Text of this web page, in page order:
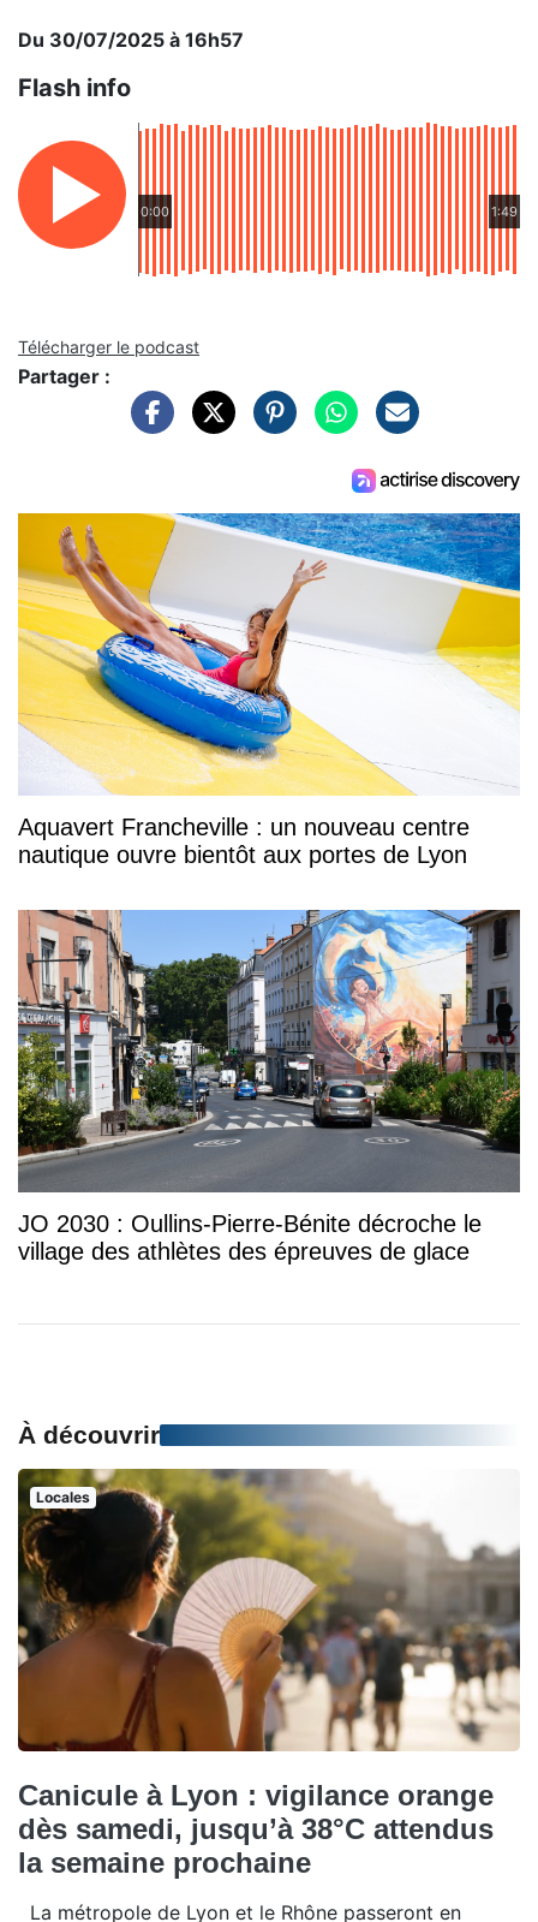
Du 30/07/2025 à 16h57
Flash info
0:00 1:49
Télécharger le podcast
Partager :
Aquavert Francheville : un nouveau centre
nautique ouvre bientôt aux portes de Lyon
JO 2030 : Oullins-Pierre-Bénite décroche le
village des athlètes des épreuves de glace
À découvrir
Locales
Canicule à Lyon : vigilance orange
dès samedi, jusqu’à 38°C attendus
la semaine prochaine
La métropole de Lyon et le Rhône passeront en